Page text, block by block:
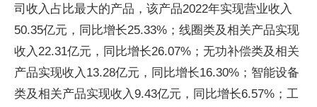
司收入占比最大的产品，该产品2022年实现营业收入
50.35亿元，同比增长25.33%；线圈类及相关产品实现
收入22.31亿元，同比增长26.07%；无功补偿类及相关
产品实现收入13.28亿元，同比增长16.30%；智能设备
类及相关产品实现收入9.43亿元，同比增长6.57%；工